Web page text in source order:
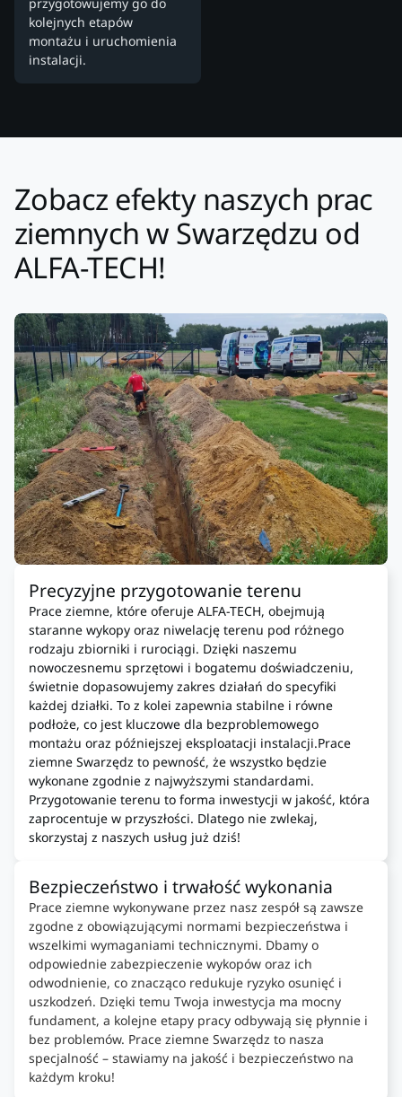
kolejnych etapów
montażu i uruchomienia
instalacji.
Zobacz efekty naszych prac
ziemnych w Swarzędzu od
ALFA-TECH!
Precyzyjne przygotowanie terenu
Prace ziemne, które oferuje ALFA-TECH, obejmują
staranne wykopy oraz niwelację terenu pod różnego
rodzaju zbiorniki i rurociągi. Dzięki naszemu
nowoczesnemu sprzętowi i bogatemu doświadczeniu,
świetnie dopasowujemy zakres działań do specyfiki
każdej działki. To z kolei zapewnia stabilne i równe
podłoże, co jest kluczowe dla bezproblemowego
montażu oraz późniejszej eksploatacji instalacji.Prace
ziemne Swarzędz to pewność, że wszystko będzie
wykonane zgodnie z najwyższymi standardami.
Przygotowanie terenu to forma inwestycji w jakość, która
zaprocentuje w przyszłości. Dlatego nie zwlekaj,
skorzystaj z naszych usług już dziś!
Bezpieczeństwo i trwałość wykonania
Prace ziemne wykonywane przez nasz zespół są zawsze
zgodne z obowiązującymi normami bezpieczeństwa i
wszelkimi wymaganiami technicznymi. Dbamy o
odpowiednie zabezpieczenie wykopów oraz ich
odwodnienie, co znacząco redukuje ryzyko osunięć i
uszkodzeń. Dzięki temu Twoja inwestycja ma mocny
fundament, a kolejne etapy pracy odbywają się płynnie i
bez problemów. Prace ziemne Swarzędz to nasza
specjalność – stawiamy na jakość i bezpieczeństwo na
każdym kroku!